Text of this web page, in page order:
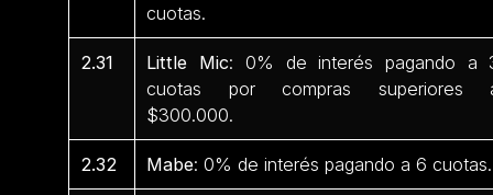
cuotas.
2.31 Little Mic: 0% de interés pagando a
cuotas por compras superiores
$300.000.
2.32 Mabe: 0% de interés pagando a 6 cuotas.